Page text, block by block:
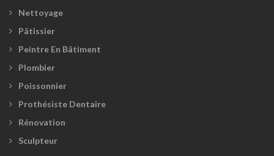
Nettoyage
Pâtissier
Peintre En Bâtiment
Plombier
Poissonnier
Prothésiste Dentaire
Rénovation
Sculpteur